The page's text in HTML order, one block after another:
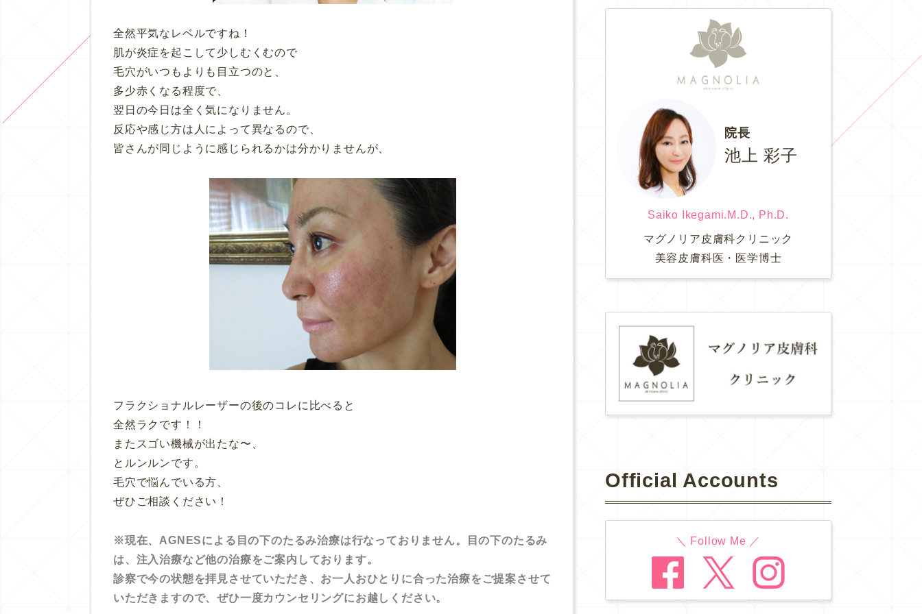
全然平気なレベルですね！
肌が炎症を起こして少しむくむので
毛穴がいつもよりも目立つのと、
多少赤くなる程度で、
翌日の今日は全く気になりません。
反応や感じ方は人によって異なるので、
皆さんが同じように感じられるかは分かりませんが、
フラクショナルレーザーの後のコレに比べると
全然ラクです！！
またスゴい機械が出たな〜、
とルンルンです。
毛穴で悩んでいる方、
ぜひご相談ください！
※現在、AGNESによる目の下のたるみ治療は行なっておりません。目の下のたるみ
は、注入治療など他の治療をご案内しております。
診察で今の状態を拝見させていただき、お一人おひとりに合った治療をご提案させて
いただきますので、ぜひ一度カウンセリングにお越しください。
院長
池上 彩子
Saiko Ikegami.M.D., Ph.D.
マグノリア皮膚科クリニック
美容皮膚科医・医学博士
Official Accounts
＼ Follow Me ／